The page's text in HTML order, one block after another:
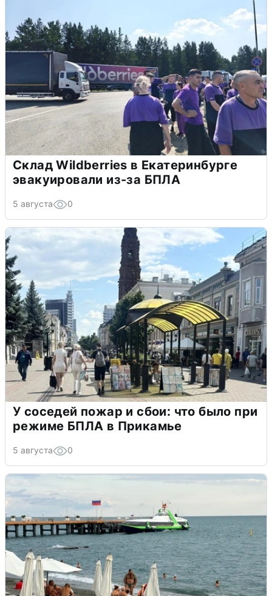
Склад Wildberries в Екатеринбурге
эвакуировали из-за БПЛА
5 августа 0
У соседей пожар и сбои: что было при
режиме БПЛА в Прикамье
5 августа 0